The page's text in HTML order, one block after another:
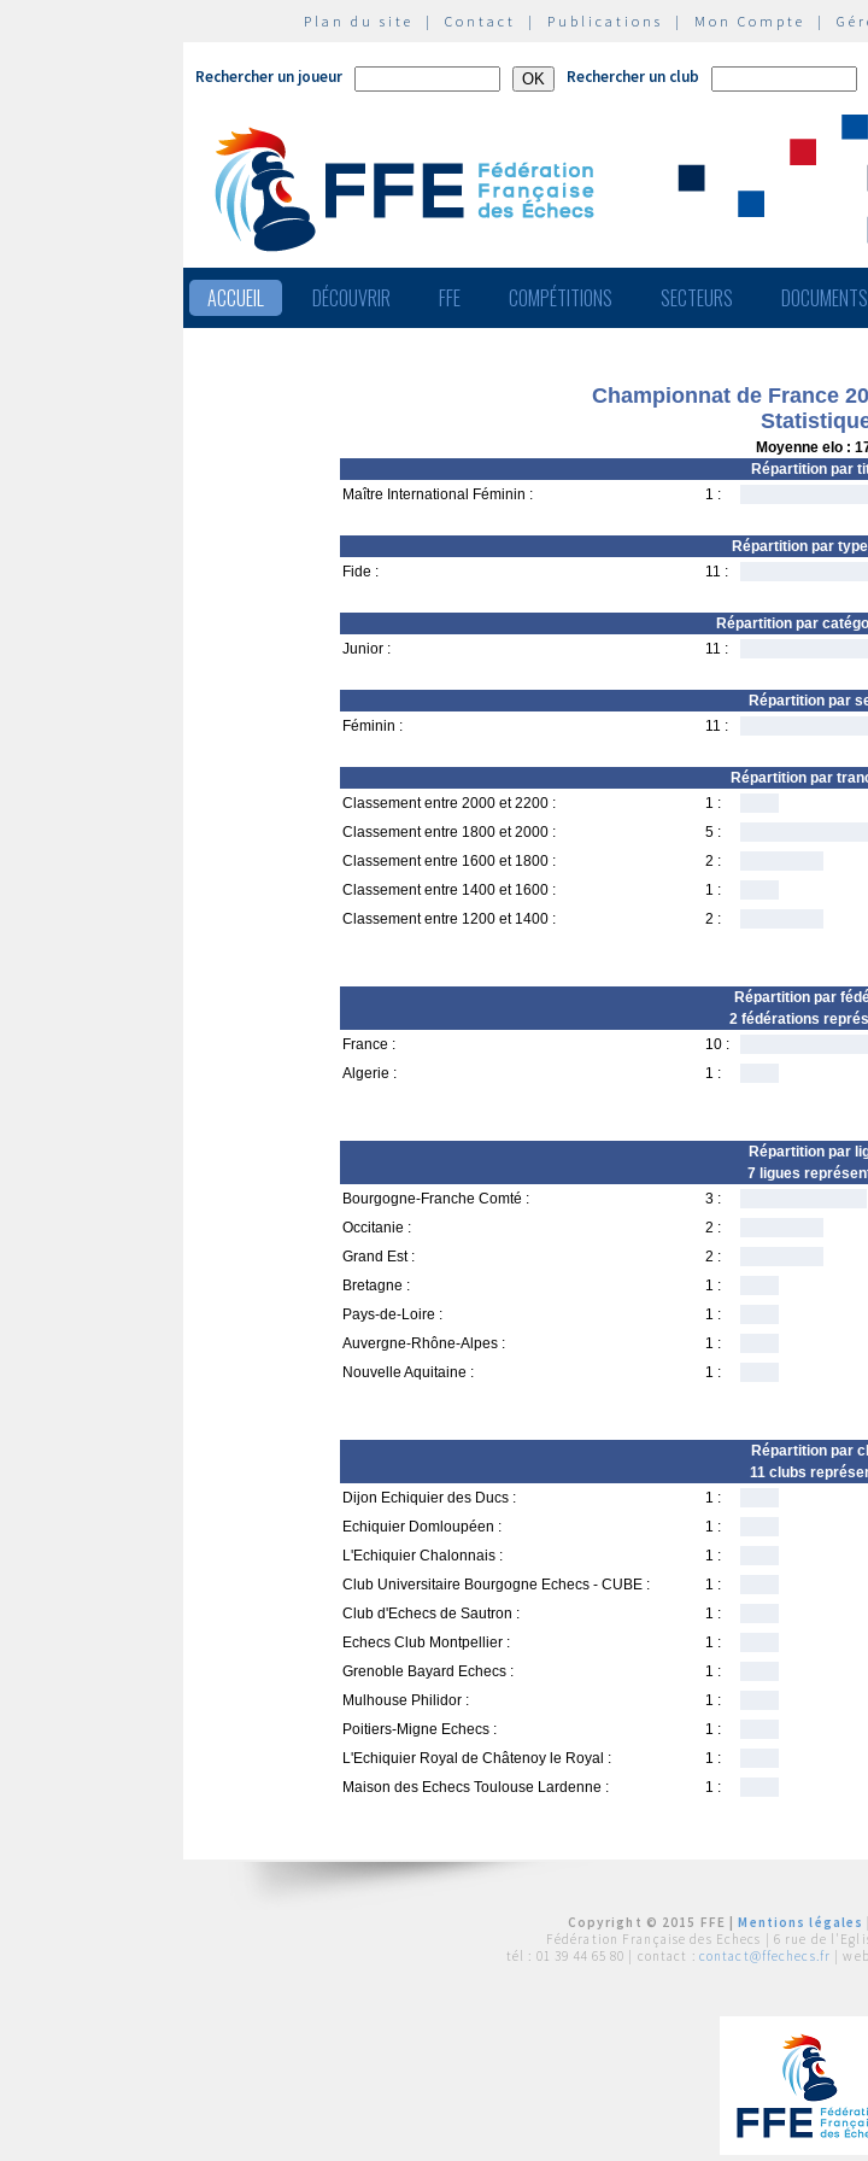
Plan du site | Contact | Publications | Mon Compte |
Rechercher un joueur Rechercher un club
ACCUEIL DÉCOUVRIR FFE COMPÉTITIONS SECTEURS DOCUMENTS
Championnat de France
Moyenne elo :
Répartition par
Maître International Féminin :
1 :
Répartition par
Fide :
11 :
Répartition par
Junior :
11 :
Répartition par
Féminin :
11 :
Répartition par
Classement entre 2000 et 2200 :
1 :
Classement entre 1800 et 2000 :
5 :
Classement entre 1600 et 1800 :
2 :
Classement entre 1400 et 1600 :
1 :
Classement entre 1200 et 1400 :
2 :
Répartition par
2 fédérations
France :
10 :
Algerie :
1 :
Répartition par
7 ligues
Bourgogne-Franche Comté :
3 :
Occitanie :
2 :
Grand Est :
2 :
Bretagne :
1 :
Pays-de-Loire :
1 :
Auvergne-Rhône-Alpes :
1 :
Nouvelle Aquitaine :
1 :
Répartition par
11 clubs
Dijon Echiquier des Ducs :
1 :
Echiquier Domloupéen :
1 :
L'Echiquier Chalonnais :
1 :
Club Universitaire Bourgogne Echecs - CUBE :
1 :
Club d'Echecs de Sautron :
1 :
Echecs Club Montpellier :
1 :
Grenoble Bayard Echecs :
1 :
Mulhouse Philidor :
1 :
Poitiers-Migne Echecs :
1 :
L'Echiquier Royal de Châtenoy le Royal :
1 :
Maison des Echecs Toulouse Lardenne :
1 :
Copyright © 2015 FFE |Mentions légales
Fédération Française des Echecs | 6 rue de
tél : 01 39 44 65 80 | contact : contact@ffechecs.fr |